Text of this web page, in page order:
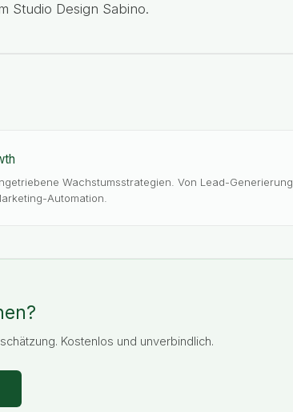
Studio Design Sabino.
Wachstumsstrategien. Von Lead-Generierung
Automation.
Kostenlos und unverbindlich.